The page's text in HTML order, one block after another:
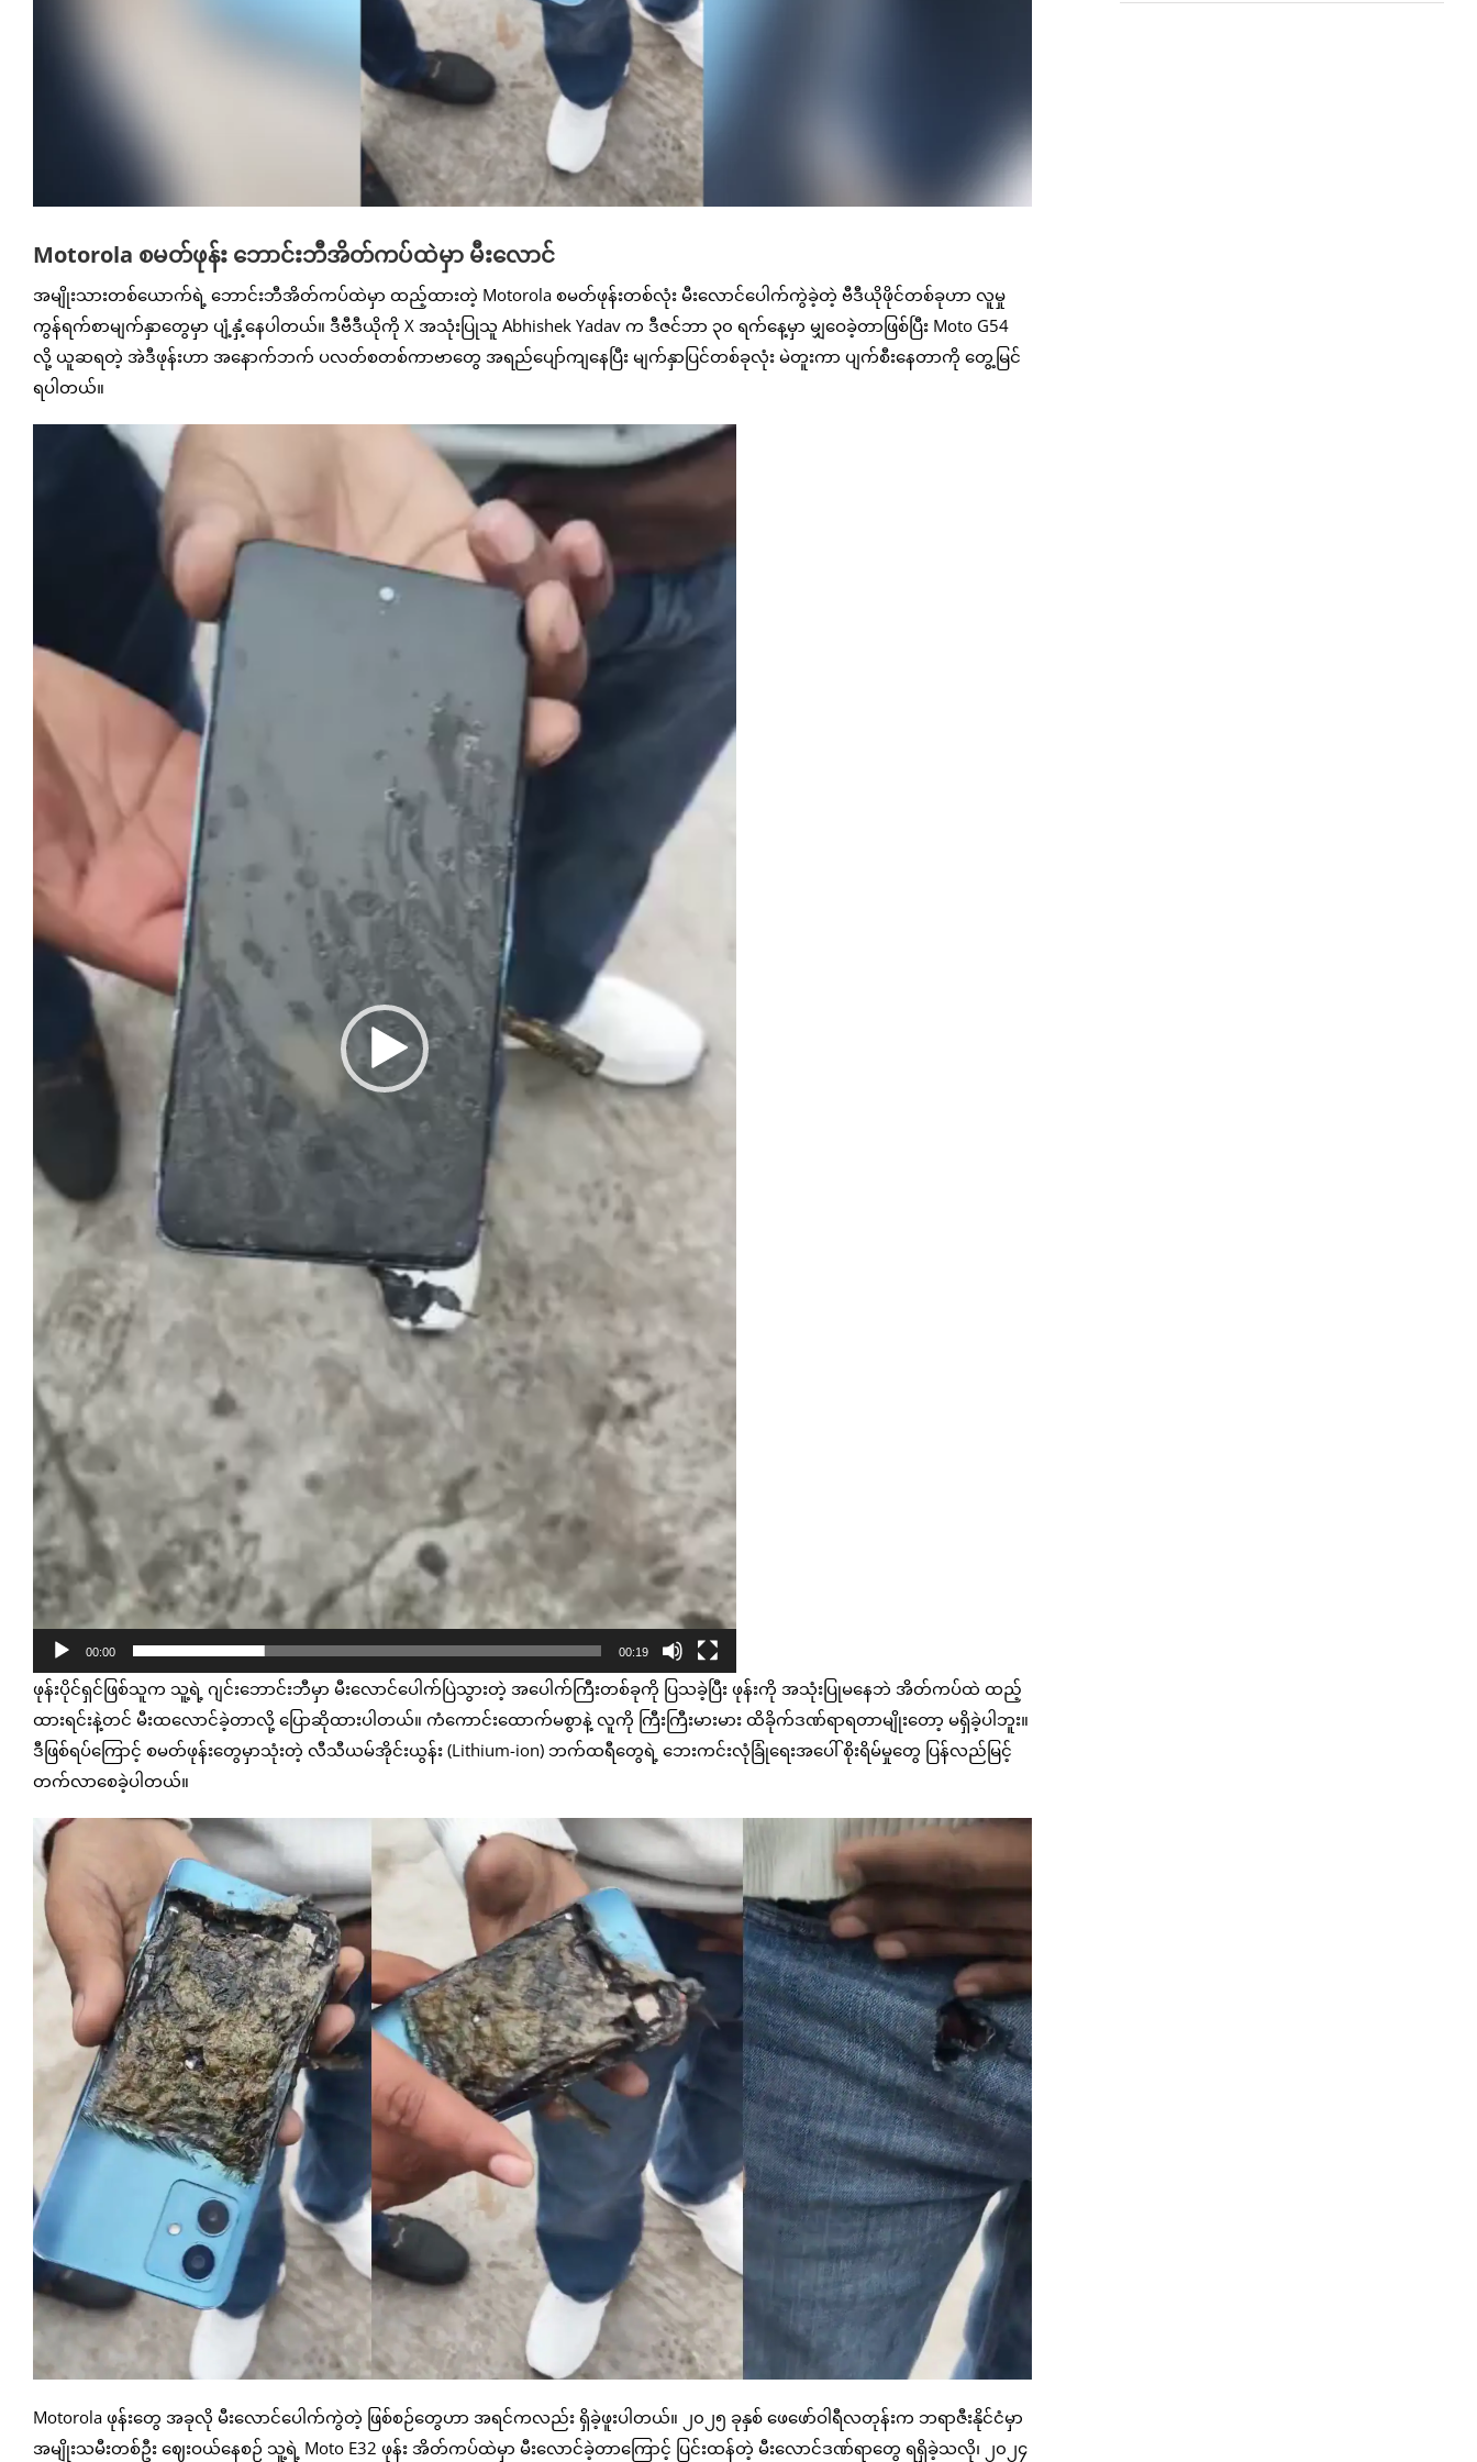
Motorola စမတ်ဖုန်း ဘောင်းဘီအိတ်ကပ်ထဲမှာ မီးလောင်
အမျိုးသားတစ်ယောက်ရဲ့ ဘောင်းဘီအိတ်ကပ်ထဲမှာ ထည့်ထားတဲ့ Motorola စမတ်ဖုန်းတစ်လုံး မီးလောင်ပေါက်ကွဲခဲ့တဲ့ ဗီဒီယိုဖိုင်တစ်ခုဟာ လူမှု
ကွန်ရက်စာမျက်နှာတွေမှာ ပျံ့နှံ့နေပါတယ်။ ဒီဗီဒီယိုကို X အသုံးပြုသူ Abhishek Yadav က ဒီဇင်ဘာ ၃၀ ရက်နေ့မှာ မျှဝေခဲ့တာဖြစ်ပြီး Moto G54
လို့ ယူဆရတဲ့ အဲဒီဖုန်းဟာ အနောက်ဘက် ပလတ်စတစ်ကာဗာတွေ အရည်ပျော်ကျနေပြီး မျက်နှာပြင်တစ်ခုလုံး မဲတူးကာ ပျက်စီးနေတာကို တွေ့မြင်
ရပါတယ်။
00:00 00:19
ဖုန်းပိုင်ရှင်ဖြစ်သူက သူ့ရဲ့ ဂျင်းဘောင်းဘီမှာ မီးလောင်ပေါက်ပြဲသွားတဲ့ အပေါက်ကြီးတစ်ခုကို ပြသခဲ့ပြီး ဖုန်းကို အသုံးပြုမနေဘဲ အိတ်ကပ်ထဲ ထည့်
ထားရင်းနဲ့တင် မီးထလောင်ခဲ့တာလို့ ပြောဆိုထားပါတယ်။ ကံကောင်းထောက်မစွာနဲ့ လူကို ကြီးကြီးမားမား ထိခိုက်ဒဏ်ရာရတာမျိုးတော့ မရှိခဲ့ပါဘူး။
ဒီဖြစ်ရပ်ကြောင့် စမတ်ဖုန်းတွေမှာသုံးတဲ့ လီသီယမ်အိုင်းယွန်း (Lithium-ion) ဘက်ထရီတွေရဲ့ ဘေးကင်းလုံခြုံရေးအပေါ် စိုးရိမ်မှုတွေ ပြန်လည်မြင့်
တက်လာစေခဲ့ပါတယ်။
Motorola ဖုန်းတွေ အခုလို မီးလောင်ပေါက်ကွဲတဲ့ ဖြစ်စဉ်တွေဟာ အရင်ကလည်း ရှိခဲ့ဖူးပါတယ်။ ၂၀၂၅ ခုနှစ် ဖေဖော်ဝါရီလတုန်းက ဘရာဇီးနိုင်ငံမှာ
အမျိုးသမီးတစ်ဦး ဈေးဝယ်နေစဉ် သူ့ရဲ့ Moto E32 ဖုန်း အိတ်ကပ်ထဲမှာ မီးလောင်ခဲ့တာကြောင့် ပြင်းထန်တဲ့ မီးလောင်ဒဏ်ရာတွေ ရရှိခဲ့သလို၊ ၂၀၂၄